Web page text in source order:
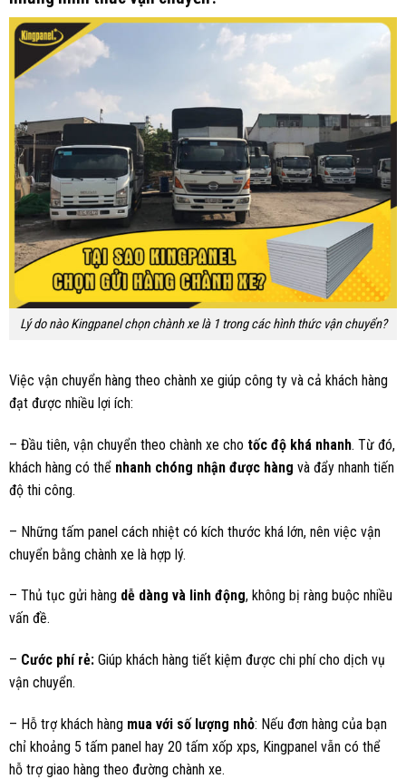
Lý do nào Kingpanel chọn chành xe là 1 trong các hình thức vận chuyển?
Việc vận chuyển hàng theo chành xe giúp công ty và cả khách hàng
đạt được nhiều lợi ích:
– Đầu tiên, vận chuyển theo chành xe cho tốc độ khá nhanh. Từ đó,
khách hàng có thể nhanh chóng nhận được hàng và đẩy nhanh tiến
độ thi công.
– Những tấm panel cách nhiệt có kích thước khá lớn, nên việc vận
chuyển bằng chành xe là hợp lý.
– Thủ tục gửi hàng dễ dàng và linh động, không bị ràng buộc nhiều
vấn đề.
– Cước phí rẻ: Giúp khách hàng tiết kiệm được chi phí cho dịch vụ
vận chuyển.
– Hỗ trợ khách hàng mua với số lượng nhỏ: Nếu đơn hàng của bạn
chỉ khoảng 5 tấm panel hay 20 tấm xốp xps, Kingpanel vẫn có thể
hỗ trợ giao hàng theo đường chành xe.